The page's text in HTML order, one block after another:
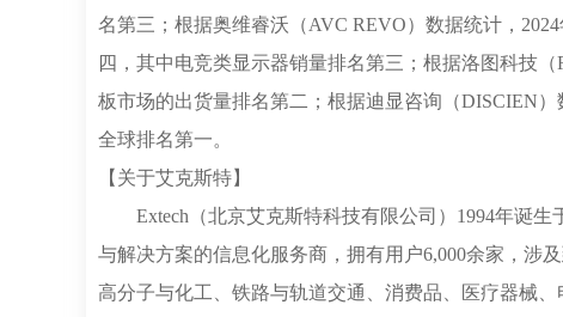
名第三；根据奥维睿沃（AVC REVO）数据统计，
四，其中电竞类显示器销量排名第三；根据洛图科技
板市场的出货量排名第二；根据迪显咨询（DISCIEN
全球排名第一。
【关于艾克斯特】
Extech（北京艾克斯特科技有限公司）1994年诞生
与解决方案的信息化服务商，拥有用户6,000余家，涉
高分子与化工、铁路与轨道交通、消费品、医疗器械、